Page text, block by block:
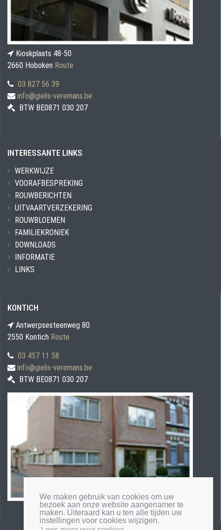
We maken gebruik van cookies om uw
bezoek aan onze website aangenamer te
maken. Uiteraard kan u ten alle tijden uw
instellingen voor cookies wijzigen.
Kioskplaats 48-50
2660 Hoboken Route
03 827 56 39
info@gielis-veremans.be
BTW BE0871 030 207
INTERESSANTE LINKS
WERKWIJZE
VOORAFBESPREKING
ROUWBERICHTEN
UITVAARTVERZEKERING
ROUWBLOEMEN
FAMILIEKRONIEK
DOWNLOADS
INFORMATIE
LINKS
KONTICH
Antwerpsesteenweg 80
2550 Kontich Route
03 457 11 58
info@gielis-veremans.be
BTW BE0871 030 207